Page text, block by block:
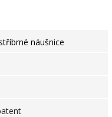
náušnice